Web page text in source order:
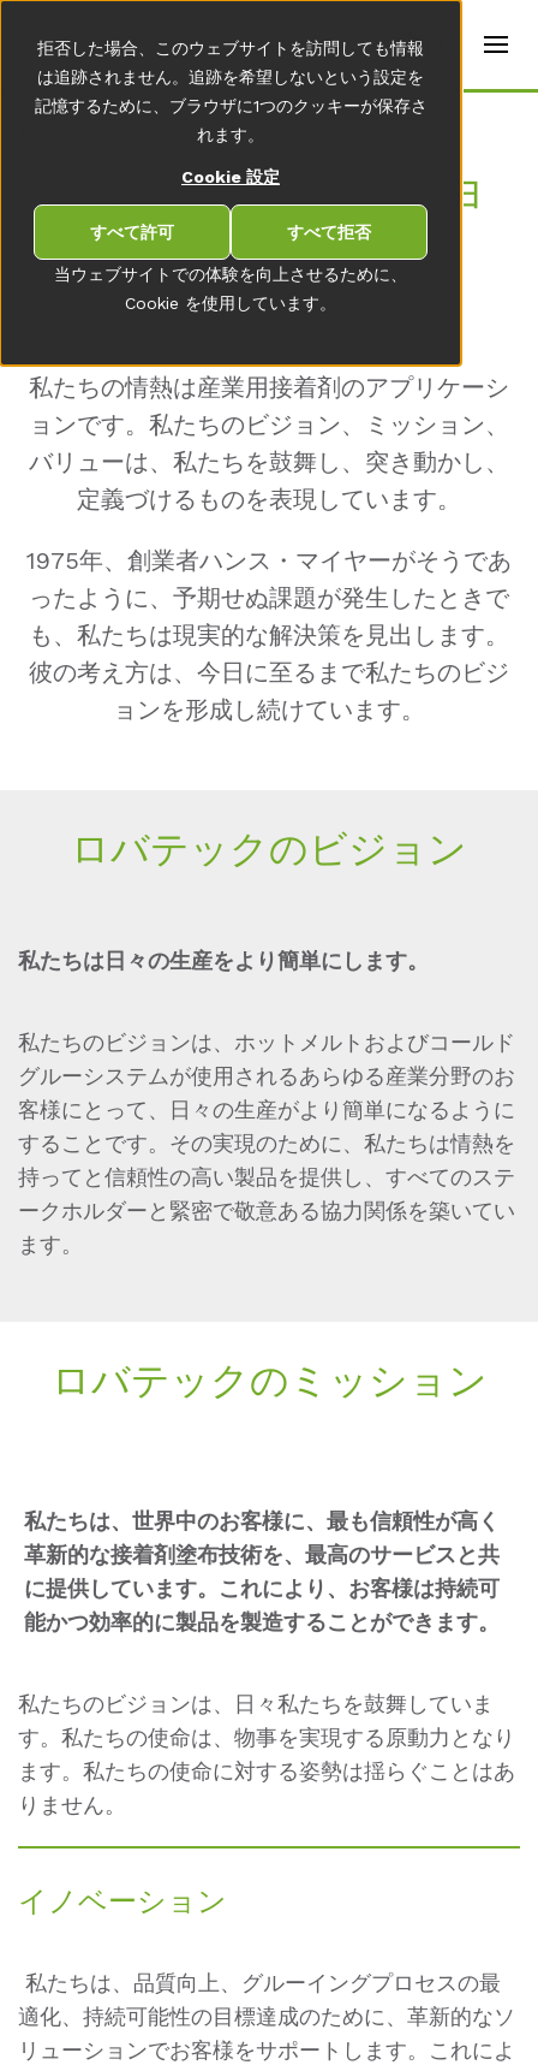
当ウェブサイトでの体験を向上させるために、
Cookie を使用しています。
拒否した場合、このウェブサイトを訪問しても情報
は追跡されません。追跡を希望しないという設定を
記憶するために、ブラウザに1つのクッキーが保存さ
れます。
Cookie 設定
すべて許可 すべて拒否
t
r
s
E
s
h
)
ビジョン、ミッショ
ン、バリュー
私たちの情熱は産業用接着剤のアプリケーシ
ョンです。私たちのビジョン、ミッション、
バリューは、私たちを鼓舞し、突き動かし、
定義づけるものを表現しています。
1975年、創業者ハンス・マイヤーがそうであ
ったように、予期せぬ課題が発生したときで
も、私たちは現実的な解決策を見出します。
彼の考え方は、今日に至るまで私たちのビジ
ョンを形成し続けています。
ロバテックのビジョン
私たちは日々の生産をより簡単にします。
私たちのビジョンは、ホットメルトおよびコールド
グルーシステムが使用されるあらゆる産業分野のお
客様にとって、日々の生産がより簡単になるように
することです。その実現のために、私たちは情熱を
持ってと信頼性の高い製品を提供し、すべてのステ
ークホルダーと緊密で敬意ある協力関係を築いてい
ます。
ロバテックのミッション
私たちは、世界中のお客様に、最も信頼性が高く
革新的な接着剤塗布技術を、最高のサービスと共
に提供しています。これにより、お客様は持続可
能かつ効率的に製品を製造することができます。
私たちのビジョンは、日々私たちを鼓舞していま
す。私たちの使命は、物事を実現する原動力となり
ます。私たちの使命に対する姿勢は揺らぐことはあ
りません。
イノベーション
私たちは、品質向上、グルーイングプロセスの最
適化、持続可能性の目標達成のために、革新的なソ
リューションでお客様をサポートします。これによ